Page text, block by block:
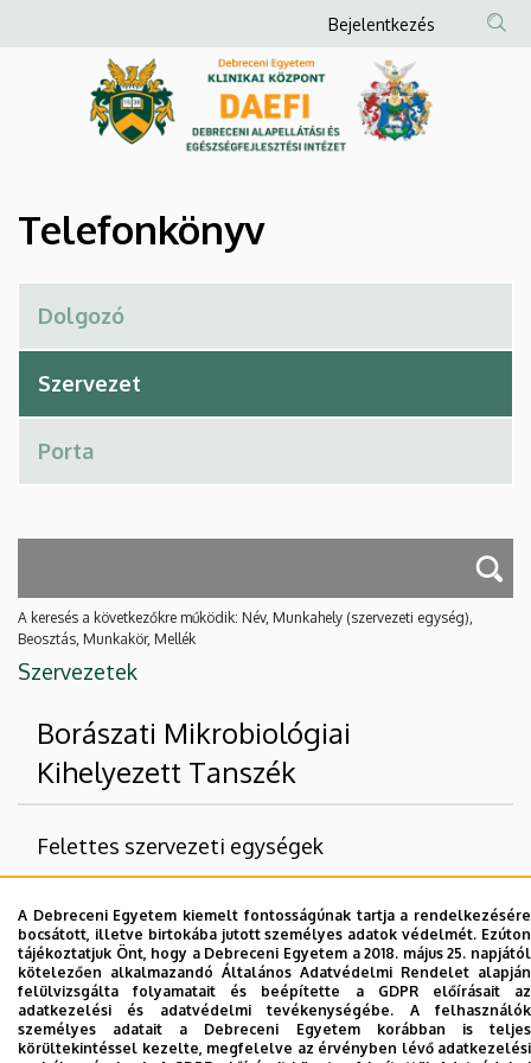
Debreceni
és
Egészségfejlesztési
Intézet
a
Anonim
Felhasználói
fiók
menüje
Bejelentkezés
Telefonkönyv
A keresés a következőkre működik: Név, Munkahely (szervezeti egység),
Beosztás, Munkakör, Mellék
Szervezetek
Borászati Mikrobiológiai
Kihelyezett Tanszék
Felettes szervezeti egységek
Természettudományi és Technológiai Kar
Biotechnológiai Intézet
Nincs találat.
A Debreceni Egyetem kiemelt fontosságúnak tartja a rendelkezésére
bocsátott, illetve birtokába jutott személyes adatok védelmét. Ezúton
tájékoztatjuk Önt, hogy a Debreceni Egyetem a 2018. május 25. napjától
kötelezően alkalmazandó Általános Adatvédelmi Rendelet alapján
felülvizsgálta folyamatait és beépítette a GDPR előírásait az
adatkezelési és adatvédelmi tevékenységébe. A felhasználók
személyes adatait a Debreceni Egyetem korábban is teljes
körültekintéssel kezelte, megfelelve az érvényben lévő adatkezelési